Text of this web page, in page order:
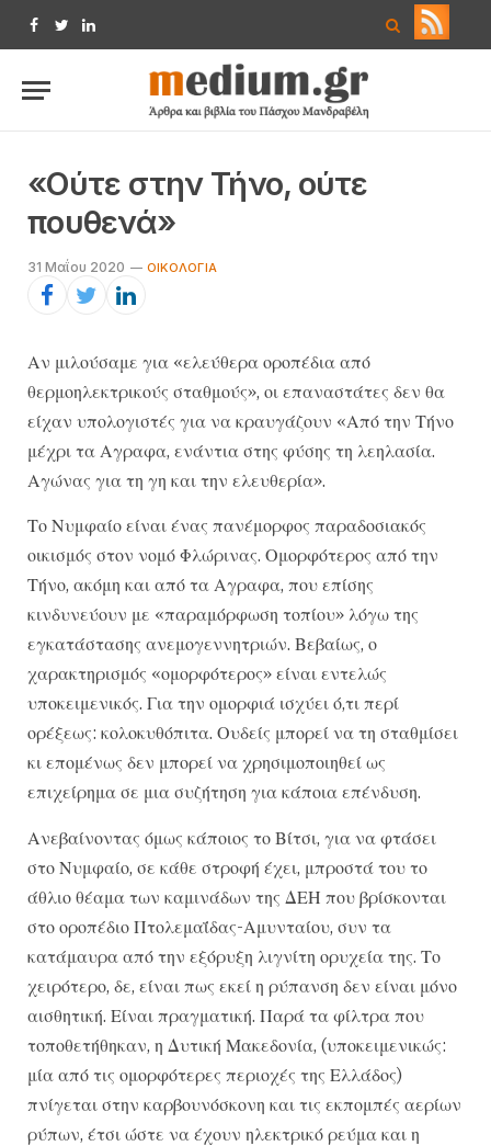
Facebook
TwitterLinkedIn
«Ούτε στην Τήνο, ούτε
πουθενά»
31 Μαΐου 2020 ΟΙΚΟΛΟΓΊΑ
Αν μιλούσαμε για «ελεύθερα οροπέδια από
θερμοηλεκτρικούς σταθμούς», οι επαναστάτες δεν θα
είχαν υπολογιστές για να κραυγάζουν «Από την Τήνο
μέχρι τα Αγραφα, ενάντια στης φύσης τη λεηλασία.
Αγώνας για τη γη και την ελευθερία».
Το Νυμφαίο είναι ένας πανέμορφος παραδοσιακός
οικισμός στον νομό Φλώρινας. Ομορφότερος από την
Τήνο, ακόμη και από τα Αγραφα, που επίσης
κινδυνεύουν με «παραμόρφωση τοπίου» λόγω της
εγκατάστασης ανεμογεννητριών. Βεβαίως, ο
χαρακτηρισμός «ομορφότερος» είναι εντελώς
υποκειμενικός. Για την ομορφιά ισχύει ό,τι περί
ορέξεως: κολοκυθόπιτα. Ουδείς μπορεί να τη σταθμίσει
κι επομένως δεν μπορεί να χρησιμοποιηθεί ως
επιχείρημα σε μια συζήτηση για κάποια επένδυση.
Ανεβαίνοντας όμως κάποιος το Βίτσι, για να φτάσει
στο Νυμφαίο, σε κάθε στροφή έχει, μπροστά του το
άθλιο θέαμα των καμινάδων της ΔΕΗ που βρίσκονται
στο οροπέδιο Πτολεμαΐδας-Αμυνταίου, συν τα
κατάμαυρα από την εξόρυξη λιγνίτη ορυχεία της. Το
χειρότερο, δε, είναι πως εκεί η ρύπανση δεν είναι μόνο
αισθητική. Είναι πραγματική. Παρά τα φίλτρα που
τοποθετήθηκαν, η Δυτική Μακεδονία, (υποκειμενικώς:
μία από τις ομορφότερες περιοχές της Ελλάδος)
πνίγεται στην καρβουνόσκονη και τις εκπομπές αερίων
ρύπων, έτσι ώστε να έχουν ηλεκτρικό ρεύμα και η